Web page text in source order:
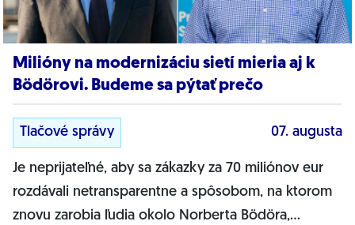
Milióny na modernizáciu sietí mieria aj k
Bödörovi. Budeme sa pýtať prečo
Tlačové správy 07. augusta
Je neprijateľné, aby sa zákazky za 70 miliónov eur
rozdávali netransparentne a spôsobom, na ktorom
znovu zarobia ľudia okolo Norberta Bödöra,